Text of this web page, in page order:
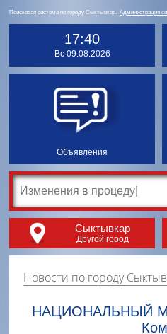
Поисковая система по городу Сыктывкар. Администрация
17:40
Вс 09.08.2026
Объявления
Сыктывкар
Другой город
Новости по городу
НАЦИОНАЛЬНЫЙ